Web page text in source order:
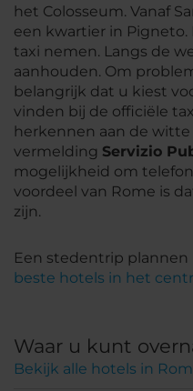
het Colosseum. Vanaf
een kwartier in
taxi nemen. Langs de
aanhouden. Om
belangrijk dat u kiest
vinden bij de officiële
herkennen aan de
vermelding Servizio
mogelijkheid om
voordeel van Rome is
zijn.
Een stedentrip plannen
beste hotels in het
Waar u kunt
Bekijk alle hotels in